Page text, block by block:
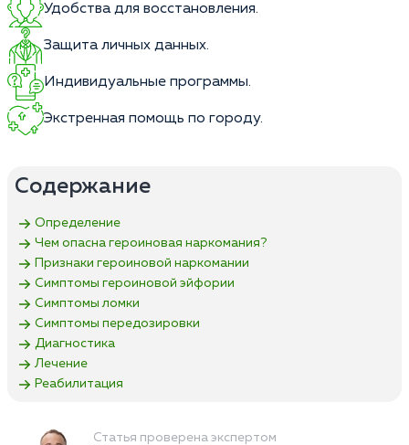
Удобства для восстановления.
Защита личных данных.
Индивидуальные программы.
Экстренная помощь по городу.
Содержание
Определение
Чем опасна героиновая наркомания?
Признаки героиновой наркомании
Симптомы героиновой эйфории
Симптомы ломки
Симптомы передозировки
Диагностика
Лечение
Реабилитация
Статья проверена экспертом